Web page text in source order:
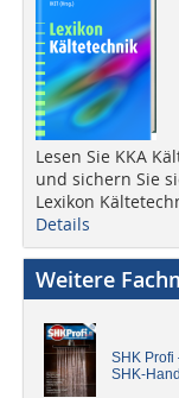
Lesen Sie KKA
und sichern Sie
Lexikon
Details
Weitere
SHK Profi
SHK-